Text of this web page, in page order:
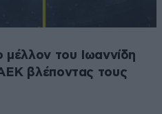
μέλλον του Ιωαννίδη
βλέποντας τους